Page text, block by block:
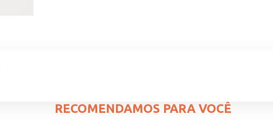
RECOMENDAMOS PARA VOCÊ